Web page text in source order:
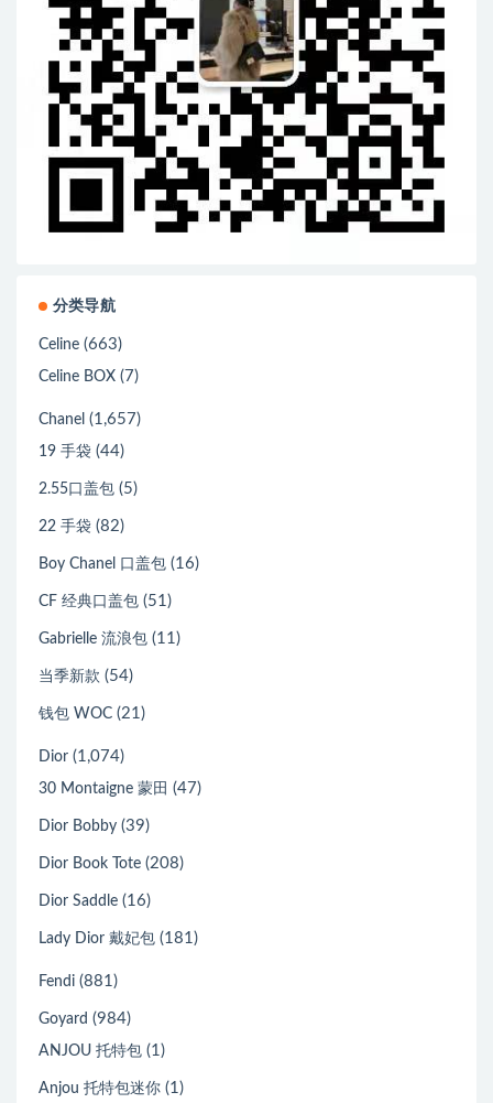
分类导航
Celine (663)
Celine BOX (7)
Chanel (1,657)
19 手袋 (44)
2.55口盖包 (5)
22 手袋 (82)
Boy Chanel 口盖包 (16)
CF 经典口盖包 (51)
Gabrielle 流浪包 (11)
当季新款 (54)
钱包 WOC (21)
Dior (1,074)
30 Montaigne 蒙田 (47)
Dior Bobby (39)
Dior Book Tote (208)
Dior Saddle (16)
Lady Dior 戴妃包 (181)
Fendi (881)
Goyard (984)
ANJOU 托特包 (1)
Anjou 托特包迷你 (1)